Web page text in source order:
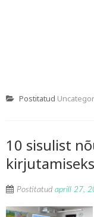
Postitatud
10 sisulist
kirjutamiseks
Postitatud aprill 27,